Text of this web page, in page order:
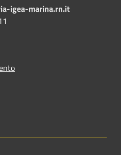
igea-marina.rn.it